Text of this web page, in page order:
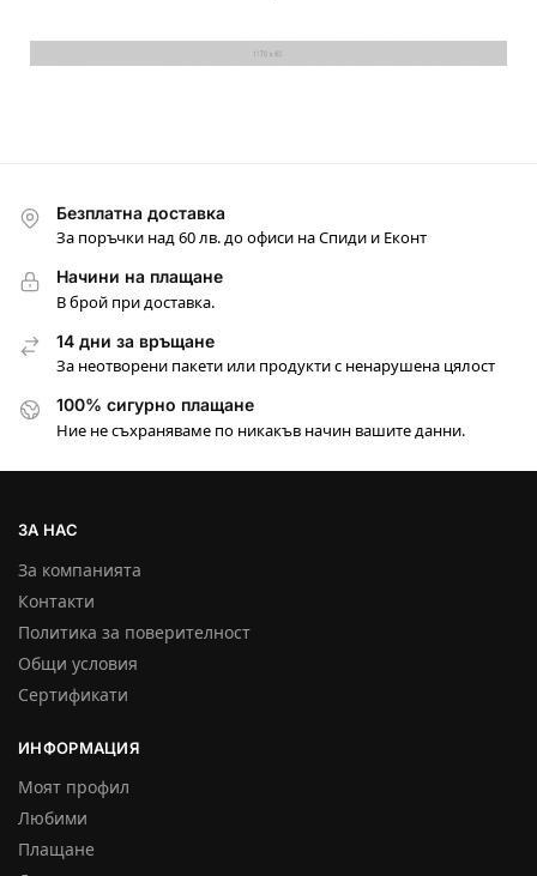
Безплатна доставка
За поръчки над 60 лв. до офиси на Спиди и Еконт
Начини на плащане
В брой при доставка.
14 дни за връщане
За неотворени пакети или продукти с ненарушена цялост
100% сигурно плащане
Ние не съхраняваме по никакъв начин вашите данни.
ЗА НАС
За компанията
Контакти
Политика за поверителност
Общи условия
Сертификати
ИНФОРМАЦИЯ
Моят профил
Любими
Плащане